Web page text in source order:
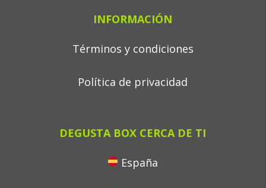
INFORMACIÓN
Términos y condiciones
Política de privacidad
DEGUSTA BOX CERCA DE TI
España